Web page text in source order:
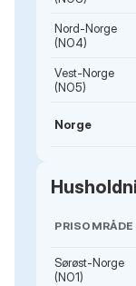
Nord-Norge
(NO4)
Vest-Norge
(NO5)
Norge
PRISOMRÅDE
Sørøst-Norge
(NO1)